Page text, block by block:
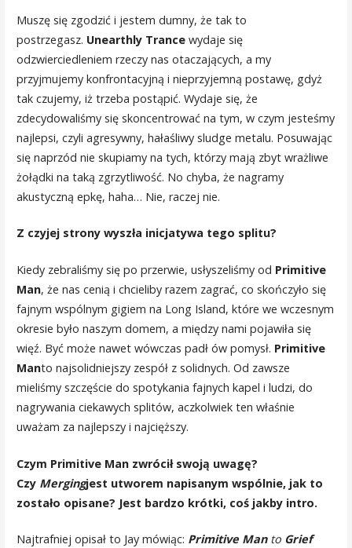
Muszę się zgodzić i jestem dumny, że tak to
postrzegasz. Unearthly Trancewydaje się
odzwierciedleniem rzeczy nas otaczających, a my
przyjmujemy konfrontacyjną i nieprzyjemną postawę, gdyż
tak czujemy, iż trzeba postąpić. Wydaje się, że
zdecydowaliśmy się skoncentrować na tym, w czym jesteśmy
najlepsi, czyli agresywny, hałaśliwy sludge metalu. Posuwając
się naprzód nie skupiamy na tych, którzy mają zbyt wrażliwe
żołądki na taką zgrzytliwość. No chyba, że nagramy
akustyczną epkę, haha… Nie, raczej nie.
Z czyjej strony wyszła inicjatywa tego splitu?
Kiedy zebraliśmy się po przerwie, usłyszeliśmy od Primitive
Man, że nas cenią i chcieliby razem zagrać, co skończyło się
fajnym wspólnym gigiem na Long Island, które we wczesnym
okresie było naszym domem, a między nami pojawiła się
więź. Być może nawet wówczas padł ów pomysł. Primitive
Manto najsolidniejszy zespół z solidnych. Od zawsze
mieliśmy szczęście do spotykania fajnych kapel i ludzi, do
nagrywania ciekawych splitów, aczkolwiek ten właśnie
uważam za najlepszy i najcięższy.
Czym Primitive Man zwrócił swoją uwagę?
Czy Mergingjest utworem napisanym wspólnie, jak to
zostało opisane? Jest bardzo krótki, coś jakby intro.
Najtrafniej opisał to Jay mówiąc: Primitive Man to Grief